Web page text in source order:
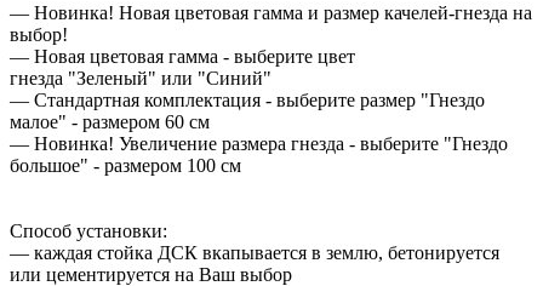
— Новинка! Новая цветовая гамма и размер качелей-гнезда на
выбор!
— Новая цветовая гамма - выберите цвет
гнезда "Зеленый" или "Синий"
— Стандартная комплектация - выберите размер "Гнездо
малое" - размером 60 см
— Новинка! Увеличение размера гнезда - выберите "Гнездо
большое" - размером 100 см
Способ установки:
— каждая стойка ДСК вкапывается в землю, бетонируется
или цементируется на Ваш выбор